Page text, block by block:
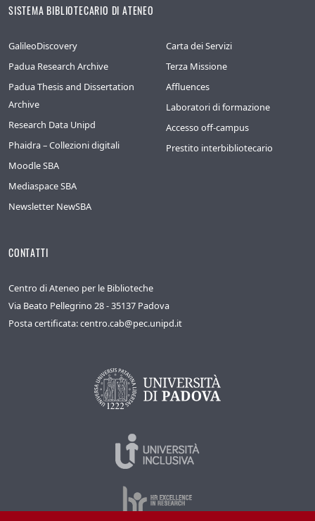
SISTEMA BIBLIOTECARIO DI ATENEO
GalileoDiscovery
Padua Research Archive
Padua Thesis and Dissertation
Archive
Research Data Unipd
Phaidra – Collezioni digitali
Moodle SBA
Mediaspace SBA
Newsletter NewSBA
Carta dei Servizi
Terza Missione
Affluences
Laboratori di formazione
Accesso off-campus
Prestito interbibliotecario
CONTATTI
Centro di Ateneo per le Biblioteche
Via Beato Pellegrino 28 - 35137 Padova
Posta certificata: centro.cab@pec.unipd.it